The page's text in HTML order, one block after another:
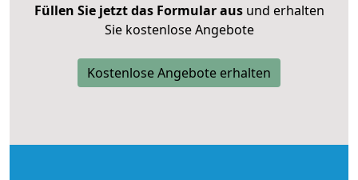
Füllen Sie jetzt das Formular ausund erhalten
Sie kostenlose Angebote
Kostenlose Angebote erhalten